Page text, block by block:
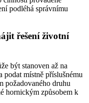
podléhá správnímu
řešení životní
být stanoven až na
podat místně příslušnému
požadovaného druhu
hornickým způsobem k